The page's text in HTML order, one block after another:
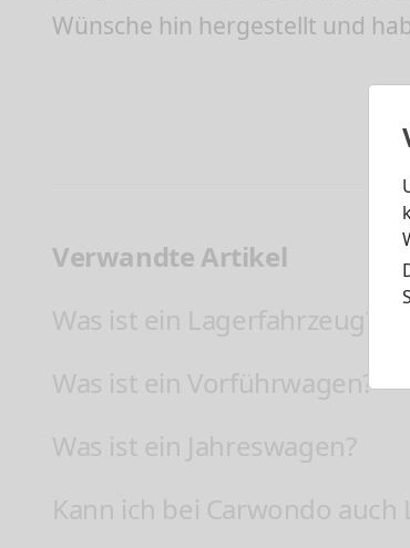
Wünsche hin hergestellt und
Verwandte Artikel
Was ist ein Lagerfahrzeug?
Was ist ein Vorführwagen?
Was ist ein Jahreswagen?
Kann ich bei Carwondo